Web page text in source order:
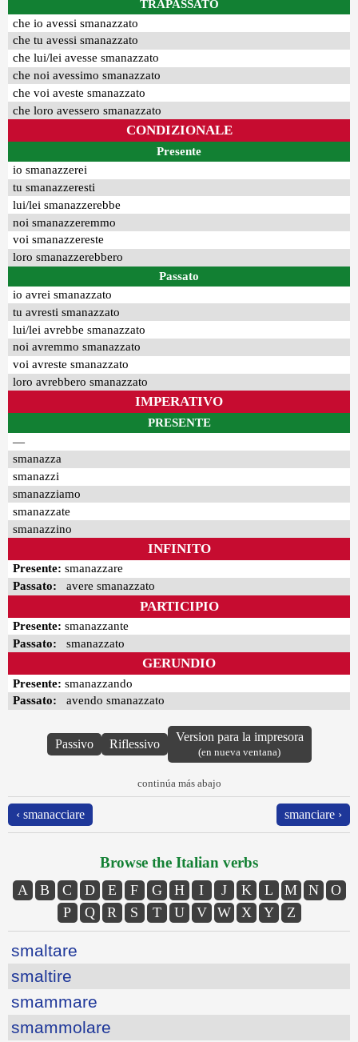
TRAPASSATO
che io avessi smanazzato
che tu avessi smanazzato
che lui/lei avesse smanazzato
che noi avessimo smanazzato
che voi aveste smanazzato
che loro avessero smanazzato
CONDIZIONALE
Presente
io smanazzerei
tu smanazzeresti
lui/lei smanazzerebbe
noi smanazzeremmo
voi smanazzereste
loro smanazzerebbero
Passato
io avrei smanazzato
tu avresti smanazzato
lui/lei avrebbe smanazzato
noi avremmo smanazzato
voi avreste smanazzato
loro avrebbero smanazzato
IMPERATIVO
PRESENTE
—
smanazza
smanazzi
smanazziamo
smanazzate
smanazzino
INFINITO
Presente: smanazzare
Passato: avere smanazzato
PARTICIPIO
Presente: smanazzante
Passato: smanazzato
GERUNDIO
Presente: smanazzando
Passato: avendo smanazzato
Passivo Riflessivo
Version para la impresora
(en nueva ventana)
continúa más abajo
‹ smanacciare smanciare ›
Browse the Italian verbs
A B C D E F G H I J K L M N
O
P
Q R S T U V W X Y Z
smaltare
smaltire
smammare
smammolare